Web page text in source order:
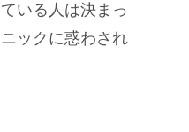
いる人は決まっ
ックに惑わされ